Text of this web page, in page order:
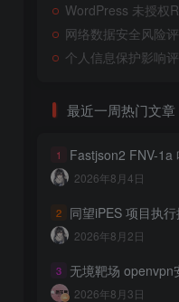
WordPress 未授权
网络数据安全风险
个人信息保护影响
最近一周热门文章
1 Fastjson2 FNV-1a 哈希碰
2026年8月4日
2 同望iPES 项目执行控制系
2026年8月2日
3 无境靶场 openvpn
2026年8月3日